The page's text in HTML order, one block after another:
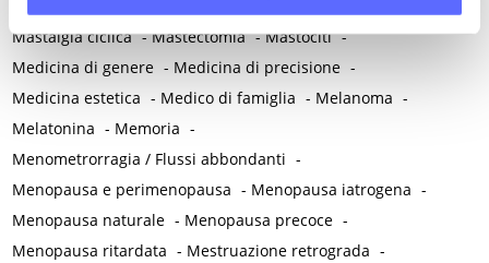
Mastalgia ciclica -Mastectomia -Mastociti -
Medicina di genere - Medicina di precisione -
Medicina estetica - Medico di famiglia - Melanoma -
Melatonina - Memoria -
Menometrorragia / Flussi abbondanti -
Menopausa e perimenopausa - Menopausa iatrogena -
Menopausa naturale - Menopausa precoce -
Menopausa ritardata - Mestruazione retrograda -